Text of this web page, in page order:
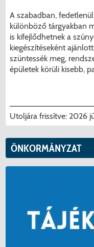
A szabadban,
különböző tárgyakban
is kifejlődhetnek a
kiegészítéseként
szüntessék meg,
épületek körüli kisebb,
Utoljára frissítve: 2026
ÖNKORMÁNYZAT